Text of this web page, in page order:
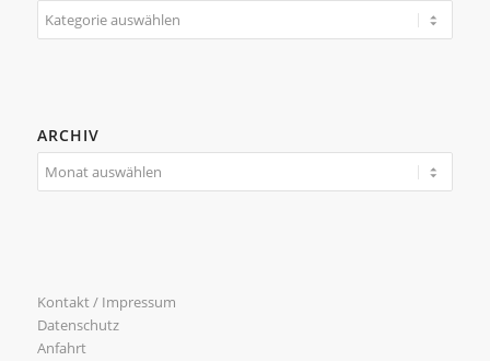
Kategorien
ARCHIV
Kontakt / Impressum
Datenschutz
Anfahrt